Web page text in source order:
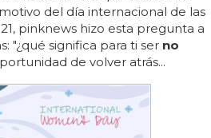
del día internacional de las
pinknews hizo esta pregunta a
"¿qué significa para ti ser no
de volver atrás...